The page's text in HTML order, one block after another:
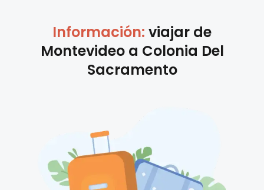
Información: viajar de
Montevideoa Colonia Del
Sacramento